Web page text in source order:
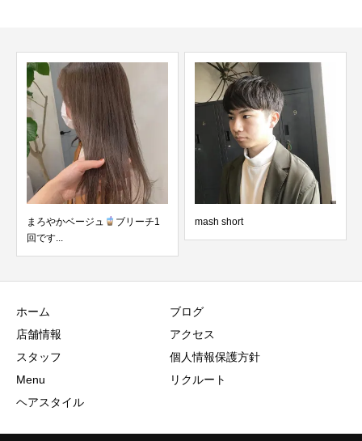
ブリーチ1 mash short︎︎
ホーム
店舗情報
スタッフ
Menu
ヘアスタイル
ブログ
アクセス
個人情報保護方針
リクルート